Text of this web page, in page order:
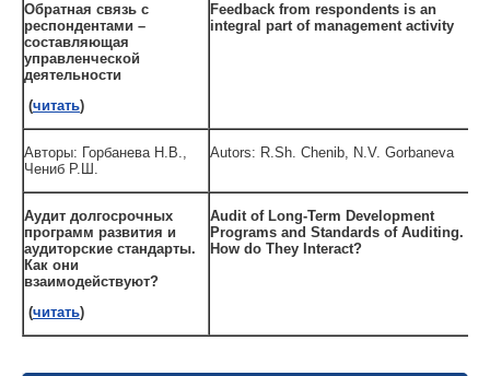
Обратная связь с
респондентами –
составляющая
управленческой
деятельности
(читать)
Feedback from respondents is an
integral part of management activity
Авторы: Горбанева Н.В.,
Чениб Р.Ш.
Autors: R.Sh. Chenib, N.V. Gorbaneva
Аудит долгосрочных
программ развития и
аудиторские стандарты.
Как они
взаимодействуют?
(читать)
Audit of Long-Term Development
Programs and Standards of Auditing.
How do They Interact?